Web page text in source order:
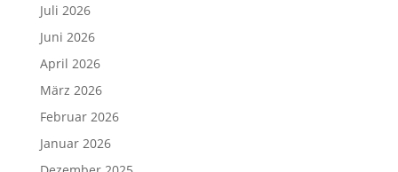
Juli 2026
Juni 2026
April 2026
März 2026
Februar 2026
Januar 2026